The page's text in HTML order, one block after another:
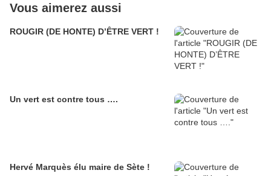
Vous aimerez aussi
ROUGIR (DE HONTE) D’ÊTRE VERT !
Un vert est contre tous ….
Hervé Marquès élu maire de Sète !